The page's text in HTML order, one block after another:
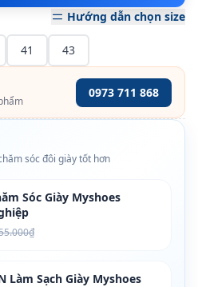
Hướng dẫn chọn size
41 43
0973 711 868
sóc đôi giày tốt hơn
Sóc Giày Myshoes
Làm Sạch Giày Myshoes